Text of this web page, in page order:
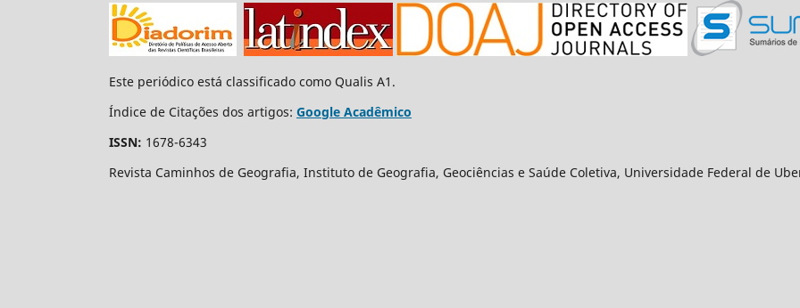
Este periódico está classificado como Qualis A1.
Índice de Citações dos artigos: Google Acadêmico
ISSN: 1678-6343
Revista Caminhos de Geografia, Instituto de Geografia, Geociências e Saúde Coletiva, Universidade Federal de